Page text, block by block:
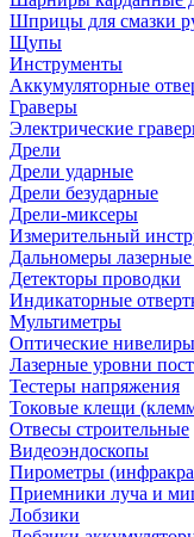
Шприцы для смазки
Щупы
Инструменты
Аккумуляторные
Граверы
Электрические
Дрели
Дрели ударные
Дрели безударные
Дрели-миксеры
Измерительный
Дальномеры лазерные
Детекторы проводки
Индикаторные
Мультиметры
Оптические нивелиры
Лазерные уровни
Тестеры напряжения
Токовые клещи
Отвесы строительные
Видеоэндоскопы
Пирометры
Приемники луча и
Лобзики